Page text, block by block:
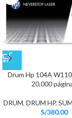
Drum Hp 104A
20,000
DRUM, DRUM HP,
S/380.00